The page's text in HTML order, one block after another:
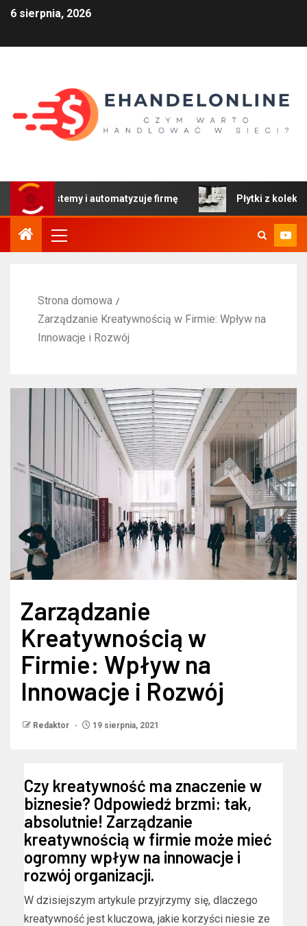
6 sierpnia, 2026
i automatyzuje firmę Płytki z kolekcji Colors:
Strona domowa
Zarządzanie Kreatywnością w Firmie: Wpływ na
Innowacje i Rozwój
Zarządzanie
Kreatywnością w
Firmie: Wpływ na
Innowacje i Rozwój
Redaktor 19 sierpnia, 2021
Czy kreatywność ma znaczenie w
biznesie? Odpowiedź brzmi: tak,
absolutnie! Zarządzanie
kreatywnością w firmie może mieć
ogromny wpływ na innowacje i
rozwój organizacji.
W dzisiejszym artykule przyjrzymy się, dlaczego
kreatywność jest kluczowa, jakie korzyści niesie ze